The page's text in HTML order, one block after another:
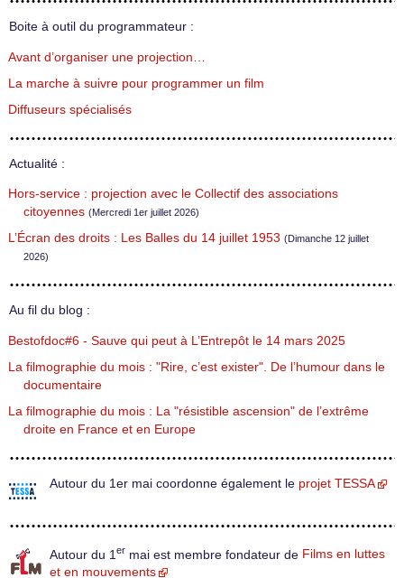
Boite à outil du programmateur :
Avant d’organiser une projection…
La marche à suivre pour programmer un film
Diffuseurs spécialisés
Actualité :
Hors-service : projection avec le Collectif des associations
citoyennes (Mercredi 1er juillet 2026)
L’Écran des droits : Les Balles du 14 juillet 1953 (Dimanche 12 juillet
2026)
Au fil du blog :
Bestofdoc#6 - Sauve qui peut à L’Entrepôt le 14 mars 2025
La filmographie du mois : "Rire, c’est exister". De l’humour dans le
documentaire
La filmographie du mois : La "résistible ascension" de l’extrême
droite en France et en Europe
Autour du 1er mai coordonne également le projet TESSA
Autour du 1 er mai est membre fondateur de Films en luttes
et en mouvements